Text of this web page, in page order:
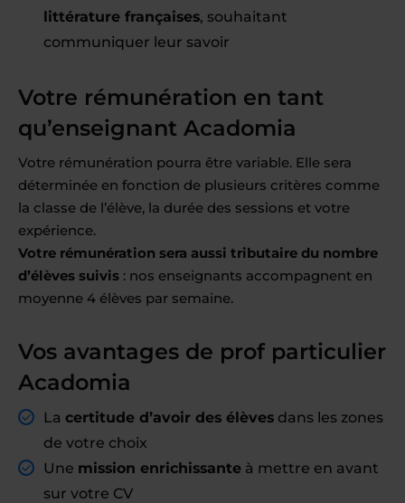
littérature françaises, souhaitant
communiquer leur savoir
Votre rémunération en tant
qu’enseignant Acadomia
Votre rémunération pourra être variable. Elle sera
déterminée en fonction de plusieurs critères comme
la classe de l’élève, la durée des sessions et votre
expérience.
Votre rémunération sera aussi tributaire du nombre
d’élèves suivis : nos enseignants accompagnent en
moyenne 4 élèves par semaine.
Vos avantages de prof particulier
Acadomia
La certitude d’avoir des élèves dans les zones
de votre choix
Une mission enrichissante à mettre en avant
sur votre CV